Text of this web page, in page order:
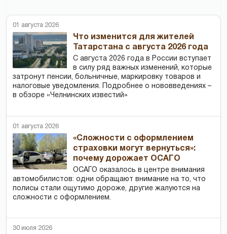
01 августа 2026
Что изменится для жителей
Татарстана с августа 2026 года
С августа 2026 года в России вступает
в силу ряд важных изменений, которые
затронут пенсии, больничные, маркировку товаров и
налоговые уведомления. Подробнее о нововведениях –
в обзоре «Челнинских известий»
01 августа 2026
«Сложности с оформлением
страховки могут вернуться»:
почему дорожает ОСАГО
ОСАГО оказалось в центре внимания
автомобилистов: одни обращают внимание на то, что
полисы стали ощутимо дороже, другие жалуются на
сложности с оформлением.
30 июля 2026